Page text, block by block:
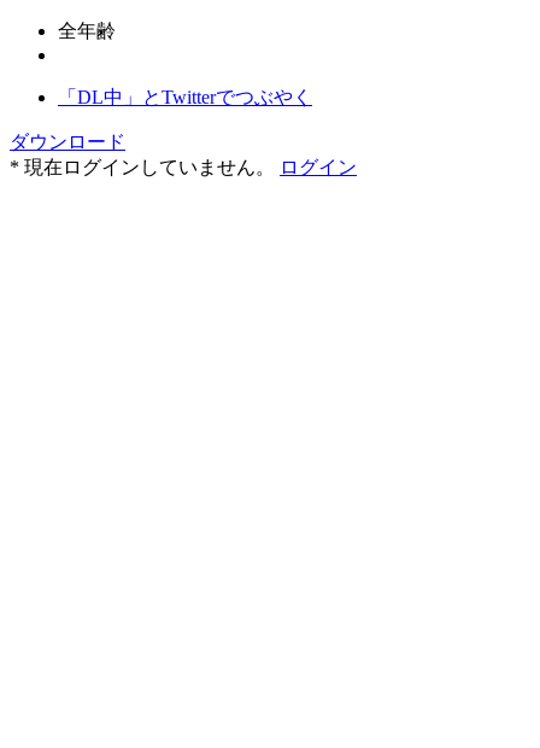
全年齢
「DL中」とTwitterでつぶやく
ダウンロード
* 現在ログインしていません。
ログイン